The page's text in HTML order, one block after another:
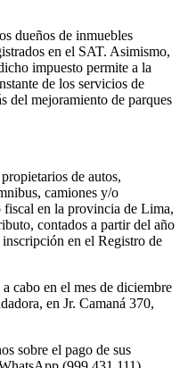
dueños de inmuebles
en el SAT. Asimismo,
impuesto permite a la
de los servicios de
del mejoramiento de parques
de autos,
camiones y/o
en la provincia de Lima,
contados a partir del año
en el Registro de
cabo en el mes de diciembre
en Jr. Camaná 370,
sobre el pago de sus